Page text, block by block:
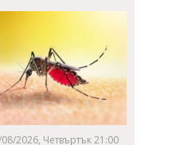
2026, Четвъртък 21:00